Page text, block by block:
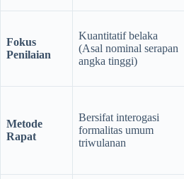
Fokus
Penilaian
Kuantitatif belaka
(Asal nominal serapan
angka tinggi)
Metode
Rapat
Bersifat interogasi
formalitas umum
triwulanan